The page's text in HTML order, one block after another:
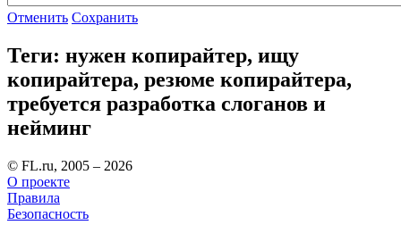
Отменить Сохранить
Теги: нужен копирайтер, ищу
копирайтера, резюме копирайтера,
требуется разработка слоганов и
нейминг
© FL.ru, 2005 – 2026
О проекте
Правила
Безопасность